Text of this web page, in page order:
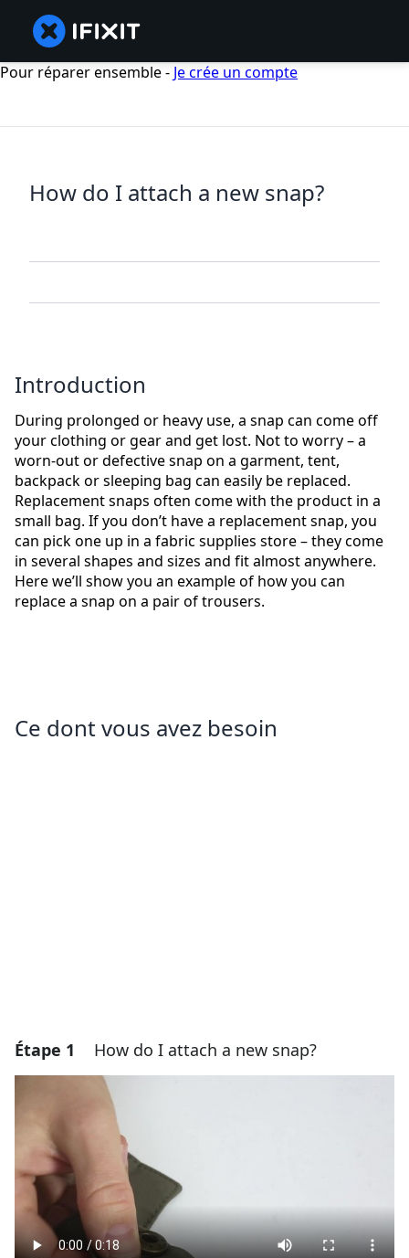
Pour réparer ensemble - Je crée un compte
How do I attach a new snap?
Introduction
During prolonged or heavy use, a snap can come off
your clothing or gear and get lost. Not to worry – a
worn-out or defective snap on a garment, tent,
backpack or sleeping bag can easily be replaced.
Replacement snaps often come with the product in a
small bag. If you don’t have a replacement snap, you
can pick one up in a fabric supplies store – they come
in several shapes and sizes and fit almost anywhere.
Here we’ll show you an example of how you can
replace a snap on a pair of trousers.
Ce dont vous avez besoin
Étape 1 How do I attach a new snap?